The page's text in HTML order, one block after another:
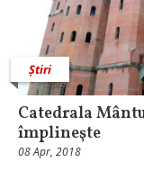
Știri
Catedrala
împlineşte
08 Apr, 2018